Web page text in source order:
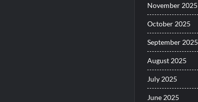
November 2025
October 2025
September 2025
August 2025
July 2025
June 2025